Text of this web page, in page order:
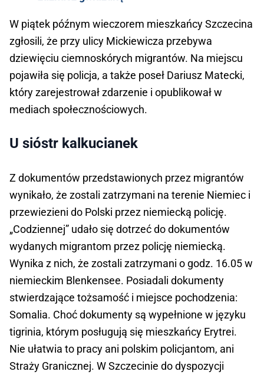
W piątek późnym wieczorem mieszkańcy Szczecina
zgłosili, że przy ulicy Mickiewicza przebywa
dziewięciu ciemnoskórych migrantów. Na miejscu
pojawiła się policja, a także poseł Dariusz Matecki,
który zarejestrował zdarzenie i opublikował w
mediach społecznościowych.
U sióstr kalkucianek
Z dokumentów przedstawionych przez migrantów
wynikało, że zostali zatrzymani na terenie Niemiec i
przewiezieni do Polski przez niemiecką policję.
„Codziennej” udało się dotrzeć do dokumentów
wydanych migrantom przez policję niemiecką.
Wynika z nich, że zostali zatrzymani o godz. 16.05 w
niemieckim Blenkensee. Posiadali dokumenty
stwierdzające tożsamość i miejsce pochodzenia:
Somalia. Choć dokumenty są wypełnione w języku
tigrinia, którym posługują się mieszkańcy Erytrei.
Nie ułatwia to pracy ani polskim policjantom, ani
Straży Granicznej. W Szczecinie do dyspozycji